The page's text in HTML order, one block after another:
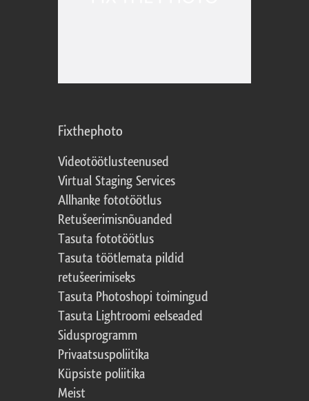
Fixthephoto
Videotöötlusteenused
Virtual Staging Services
Allhanke fototöötlus
Retušeerimisnõuanded
Tasuta fototöötlus
Tasuta töötlemata pildid
retušeerimiseks
Tasuta Photoshopi toimingud
Tasuta Lightroomi eelseaded
Sidusprogramm
Privaatsuspoliitika
Küpsiste poliitika
Meist